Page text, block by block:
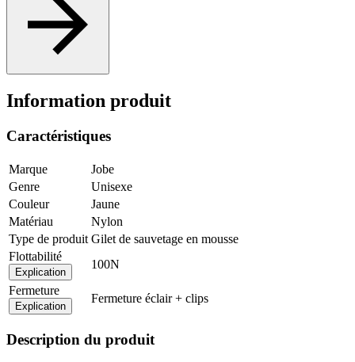
Information produit
Caractéristiques
Marque
Jobe
Genre
Unisexe
Couleur
Jaune
Matériau
Nylon
Type de produit Gilet de sauvetage en mousse
Flottabilité
Explication
100N
Fermeture
Explication
Fermeture éclair + clips
Description du produit